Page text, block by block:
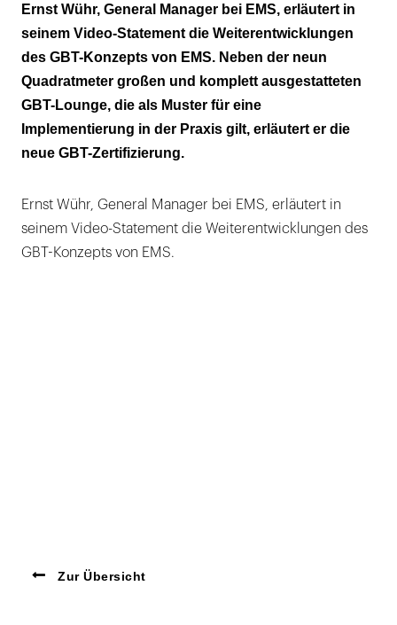
Ernst Wühr, General Manager bei EMS, erläutert in
seinem Video-Statement die Weiterentwicklungen
des GBT-Konzepts von EMS. Neben der neun
Quadratmeter großen und komplett ausgestatteten
GBT-Lounge, die als Muster für eine
Implementierung in der Praxis gilt, erläutert er die
neue GBT-Zertifizierung.
Ernst Wühr, General Manager bei EMS, erläutert in
seinem Video-Statement die Weiterentwicklungen des
GBT-Konzepts von EMS.
Zur Übersicht